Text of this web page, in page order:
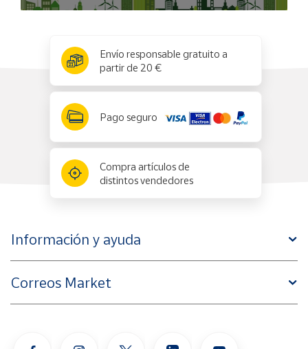
Envío responsable gratuito a
partir de 20 €
Pago seguro
Compra artículos de
distintos vendedores
Información y ayuda
Correos Market